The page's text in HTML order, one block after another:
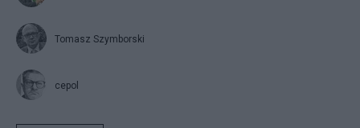
Tomasz Szymborski
cepol